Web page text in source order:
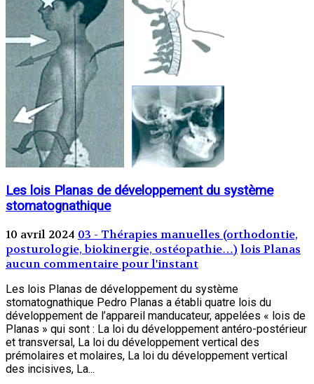
Les lois Planas de développement du système
stomatognathique
10 avril 2024 03 - Thérapies manuelles (orthodontie,
posturologie, biokinergie, ostéopathie…) lois Planas
aucun commentaire pour l'instant
Les lois Planas de développement du système
stomatognathique Pedro Planas a établi quatre lois du
développement de l’appareil manducateur, appelées « lois de
Planas » qui sont : La loi du développement antéro-postérieur
et transversal, La loi du développement vertical des
prémolaires et molaires, La loi du développement vertical
des incisives, La...